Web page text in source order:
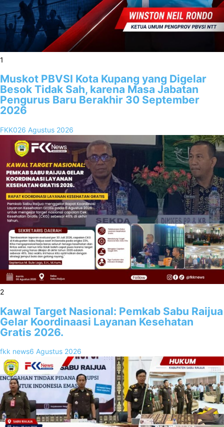
1
Muskot PBVSI Kota Kupang yang Digelar
Besok Tidak Sah, karena Masa Jabatan
Pengurus Baru Berakhir 30 September
2026
FKK026 Agustus 2026
2
Kawal Target Nasional: Pemkab Sabu Raijua
Gelar Koordinaasi Layanan Kesehatan
Gratis 2026.
fkk news6 Agustus 2026